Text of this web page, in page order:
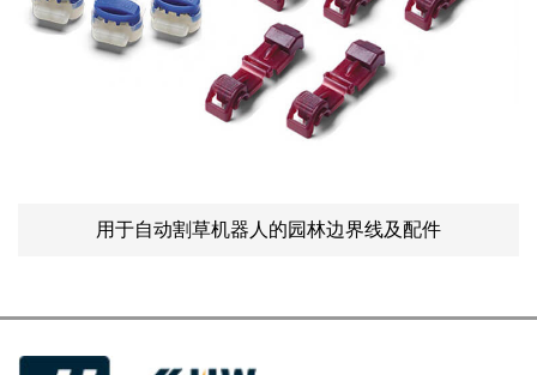
用于自动割草机器人的园林边界线及配件